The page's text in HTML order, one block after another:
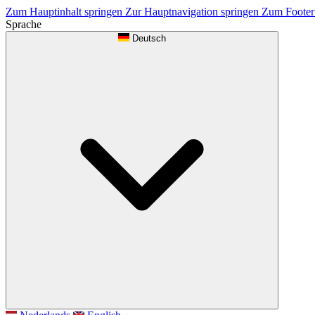
Zum Hauptinhalt springen Zur Hauptnavigation springen Zum
Sprache
Deutsch